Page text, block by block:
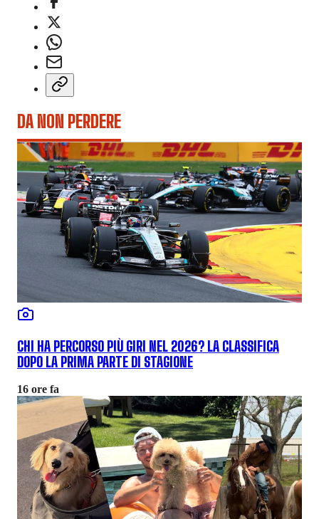
DA NON PERDERE
CHI HA PERCORSO PIÙ GIRI NEL 2026? LA CLASSIFICA
DOPO LA PRIMA PARTE DI STAGIONE
16 ore fa